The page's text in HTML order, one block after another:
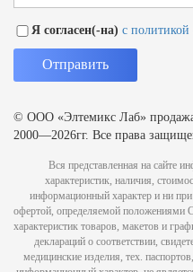
Я согласен(-на) с политикой
© ООО «Элтемикс Лаб» продажа
2000—2026гг. Все права
Вся представленная на сайте
характеристик, наличия,
информационный характер и ни
офертой, определяемой положениями
характеристик товаров, макетов и
деклараций о соответствии,
медицинские изделия, тех.